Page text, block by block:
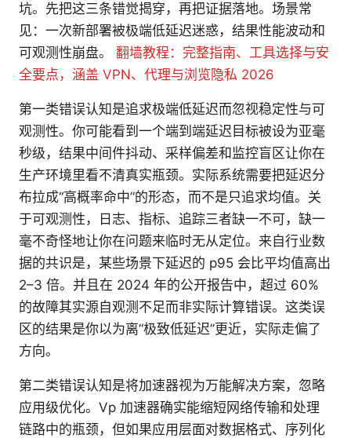
坑。先把这三条错觉揭穿，再把证据落地。场景常
见：一次新部署被极端低延迟迷惑，结果性能波动和
可观测性崩盘。 翻墙教程：完整指南、工具选择与安
全要点，涵盖 VPN、代理与浏览隐私 2026
第一类错误认知是追求极端低延迟而忽视稳定性与可
观测性。你可能看到一个端到端延迟目标被设为亚毫
秒级，结果中间件抖动、采样偏差和监控盲区让你在
生产环境里看不清真实瓶颈。实际系统需要把延迟分
布拉成“高概率命中”的形态，而不是只追求均值。关
于可观测性，日志、指标、追踪三者缺一不可，缺一
毫不奇怪地让你在问题来临时无从定位。来自行业数
据的共识是，某些场景下延迟的 p95 会比平均值高出
2–3 倍。并且在 2024 年的公开报告中，超过 60%
的故障其实源自观测不足而非实际计算错误。这类误
区的结果是你以为离“极致低延迟”更近，实际走偏了
方向。
第二类错误认知是将加速器视为万能解决方案，忽略
应用级优化。Vp 加速器确实能缩短网络传输和处理
链路中的瓶颈，但如果应用层面对数据格式、序列化